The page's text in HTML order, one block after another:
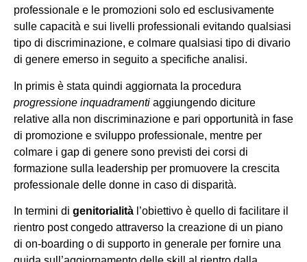
professionale e le promozioni solo ed esclusivamente
sulle capacità e sui livelli professionali evitando qualsiasi
tipo di discriminazione, e colmare qualsiasi tipo di divario
di genere emerso in seguito a specifiche analisi.
In primis è stata quindi aggiornata la procedura
progressione inquadramenti aggiungendo diciture
relative alla non discriminazione e pari opportunità in fase
di promozione e sviluppo professionale, mentre per
colmare i gap di genere sono previsti dei corsi di
formazione sulla leadership per promuovere la crescita
professionale delle donne in caso di disparità.
In termini di genitorialità l’obiettivo è quello di facilitare il
rientro post congedo attraverso la creazione di un piano
di on-boarding o di supporto in generale per fornire una